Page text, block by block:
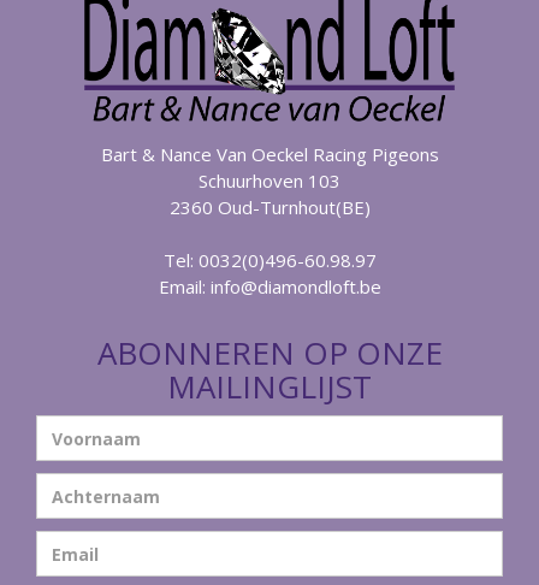
Bart & Nance Van Oeckel Racing Pigeons
Schuurhoven 103
2360 Oud-Turnhout(BE)
Tel: 0032(0)496-60.98.97
Email: info@diamondloft.be
ABONNEREN OP ONZE
MAILINGLIJST